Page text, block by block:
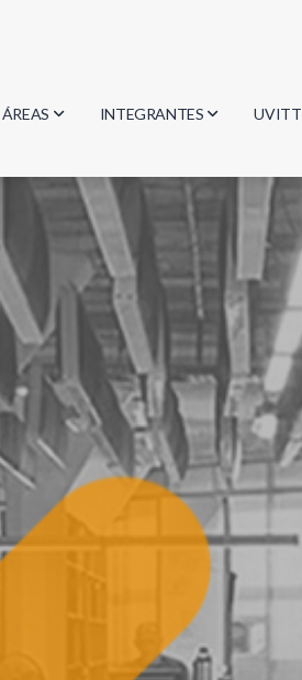
ÁREAS
Biología
Geociencias
Informática
Matemática
Química
INTEGRANTES
Investigadores
Estudiantes
Egresados
UVITT